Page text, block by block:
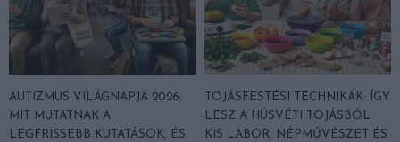
AUTIZMUS VILÁGNAPJA 2026:
MIT MUTATNAK A
LEGFRISSEBB KUTATÁSOK, ÉS
TOJÁSFESTÉSI TECHNIKÁK: ÍGY
LESZ A HÚSVÉTI TOJÁSBÓL
KIS LABOR, NÉPMŰVÉSZET ÉS